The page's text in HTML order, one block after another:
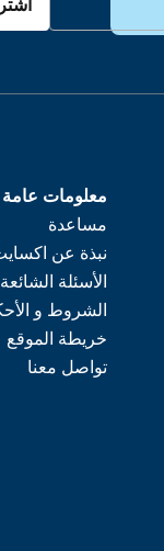
معلومات عامة
مساعدة
نبذة عن
الأسئلة الشائعة
الشروط و
خريطة الموقع
تواصل معنا